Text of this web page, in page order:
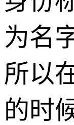
为名
所以
的时